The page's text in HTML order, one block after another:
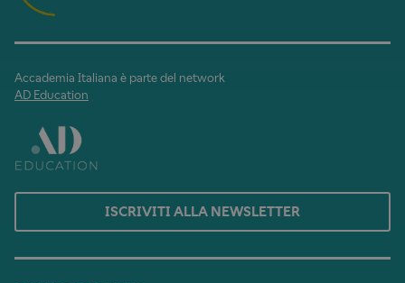
Accademia Italiana è parte del network
AD Education
ISCRIVITI ALLA NEWSLETTER